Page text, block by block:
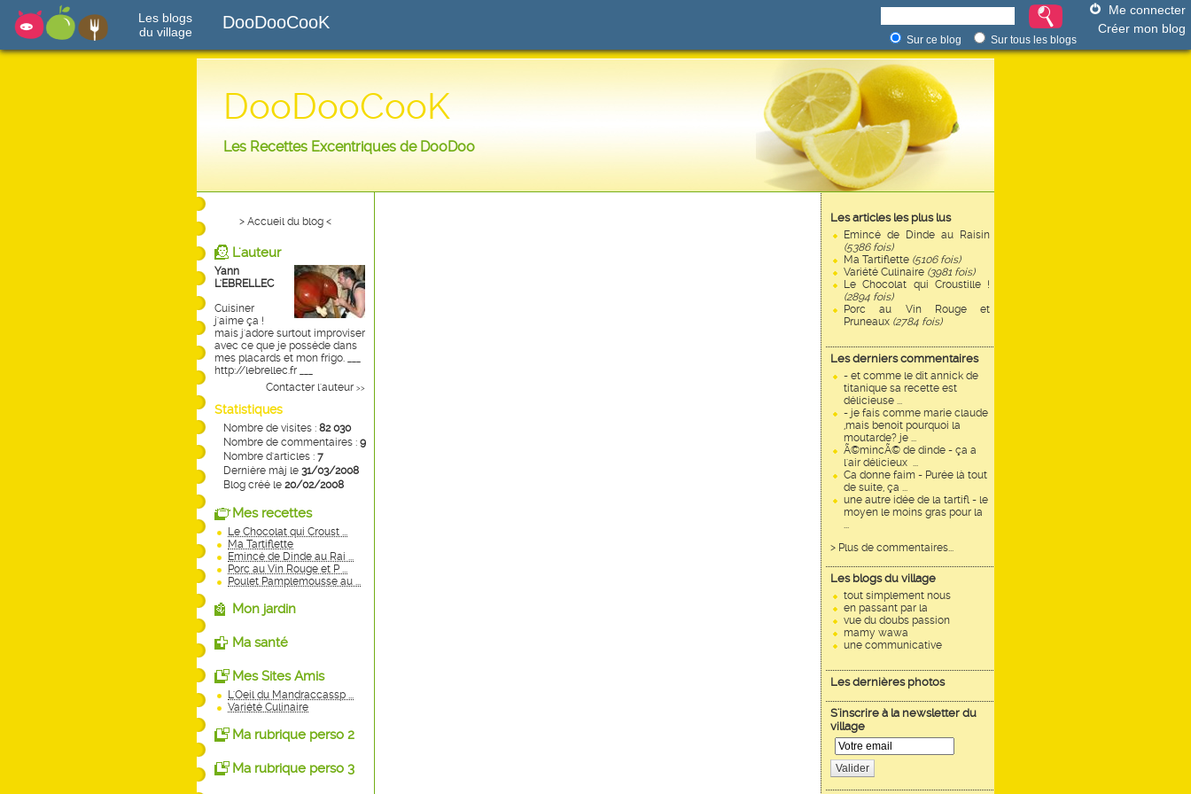
Les blogs
du village
DooDooCooK
Me connecter
Créer mon blog
Sur ce blog Sur tous les blogs
DooDooCooK
Les Recettes Excentriques de DooDoo
Les articles les plus lus
Emincé de Dinde au Raisin
(5386 fois)
Ma Tartiflette (5106 fois)
Variété Culinaire (3981 fois)
Le Chocolat qui Croustille !
(2894 fois)
Porc au Vin Rouge et
Pruneaux (2784 fois)
Les derniers commentaires
- et comme le dit annick de
titanique sa recette est
délicieuse ...
- je fais comme marie claude
,mais benoit pourquoi la
moutarde? je ...
Ã©mincÃ© de dinde - ça a
l'air délicieux ...
Ca donne faim - Purée là tout
de suite, ça ...
une autre idée de la tartifl - le
moyen le moins gras pour la
...
> Plus de commentaires...
Les blogs du village
tout simplement nous
en passant par la
vue du doubs passion
mamy wawa
une communicative
Les dernières photos
S'inscrire à la newsletter du
village
Valider
> Accueil du blog <
L'auteur
Yann
L'EBRELLEC
Cuisiner
j'aime ça !
mais j'adore surtout improviser
avec ce que je possède dans
mes placards et mon frigo. ___
http://lebrellec.fr ___
Contacter l'auteur >>
Statistiques
Nombre de visites : 82 030
Nombre de commentaires : 9
Nombre d'articles : 7
Dernière màj le 31/03/2008
Blog créé le 20/02/2008
Mes recettes
Le Chocolat qui Croust ...
Ma Tartiflette
Emincé de Dinde au Rai ...
Porc au Vin Rouge et P ...
Poulet Pamplemousse au ...
Mon jardin
Ma santé
Mes Sites Amis
L'Oeil du Mandraccassp ...
Variété Culinaire
Ma rubrique perso 2
Ma rubrique perso 3